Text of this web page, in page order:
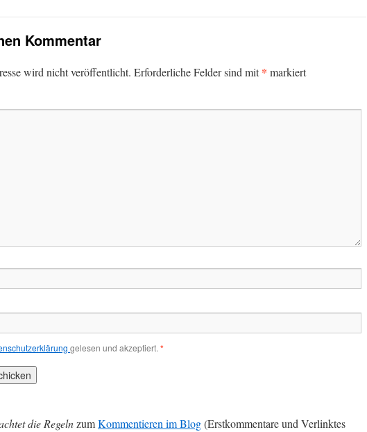
Kommentar
wird nicht veröffentlicht. Erforderliche Felder sind mit* markiert
gelesen und akzeptiert. *
die RegelnzumKommentieren im Blog(Erstkommentare und Verlinktes